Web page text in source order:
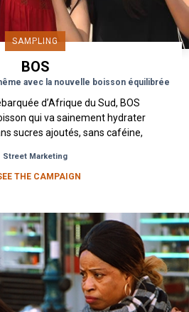
SAMPLING
BOS
avec la nouvelle boisson équilibrée
d’Afrique du Sud, BOS
qui va sainement hydrater
sucres ajoutés, sans caféine,
Street Marketing
THE CAMPAIGN